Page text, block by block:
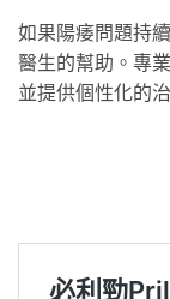
如果陽痿問題持
醫生的幫助。專
並提供個性化的